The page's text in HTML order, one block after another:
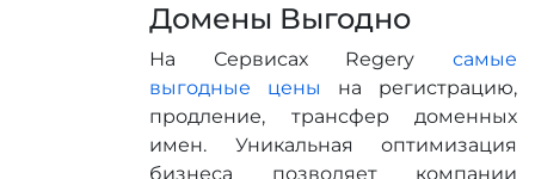
Домены Выгодно
На Сервисах Regery самые
выгодные цены
на регистрацию,
продление, трансфер доменных
имен. Уникальная оптимизация
бизнеса позволяет компании